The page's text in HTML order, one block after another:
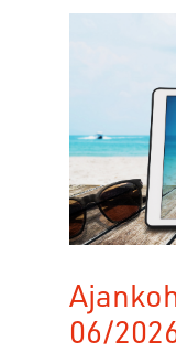
06/